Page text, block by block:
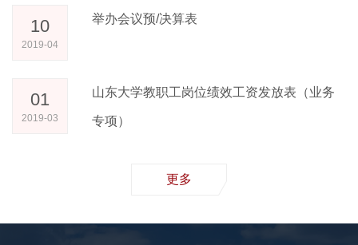
10
2019-04
举办会议预/决算表
01
2019-03
山东大学教职工岗位绩效工资发放表（业务
专项）
更多